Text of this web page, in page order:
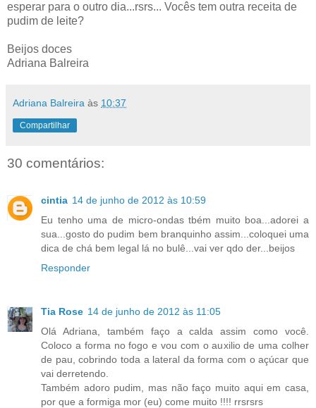
esperar para o outro dia...rsrs... Vocês tem outra receita de
pudim de leite?
Beijos doces
Adriana Balreira
Adriana Balreira às 10:37
Compartilhar
30 comentários:
cintia 14 de junho de 2012 às 10:59
Eu tenho uma de micro-ondas tbém muito boa...adorei a
sua...gosto do pudim bem branquinho assim...coloquei uma
dica de chá bem legal lá no bulê...vai ver qdo der...beijos
Responder
Tia Rose 14 de junho de 2012 às 11:05
Olá Adriana, também faço a calda assim como você.
Coloco a forma no fogo e vou com o auxilio de uma colher
de pau, cobrindo toda a lateral da forma com o açúcar que
vai derretendo.
Também adoro pudim, mas não faço muito aqui em casa,
por que a formiga mor (eu) come muito !!!! rrsrsrs